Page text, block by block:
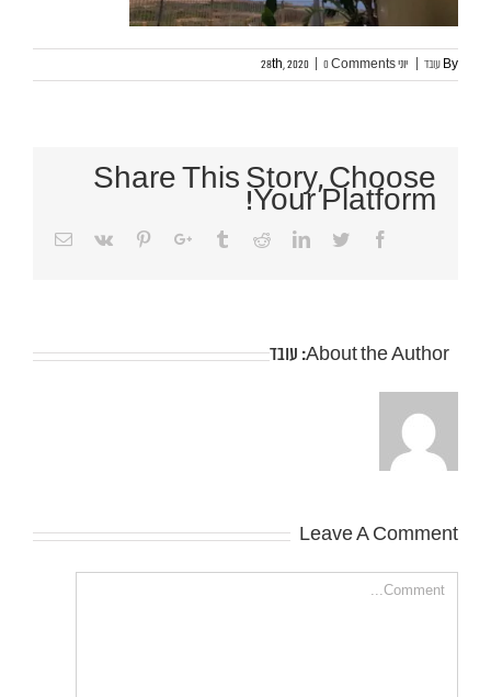
By עובד יוני 28th, 20200 Comments
Share This Story, Choose
Your Platform!
Facebook
Twitter
Linkedin
Reddit
Tumblr
Google+
Pinterest
Vk
Email
About the Author: עובד
Leave A Comment
Comment